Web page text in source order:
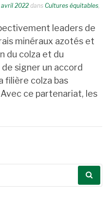
avril 2022 dans Cultures équitables
leaders de
minéraux azotés et
du colza et du
signer un accord
filière colza bas
ce partenariat, les